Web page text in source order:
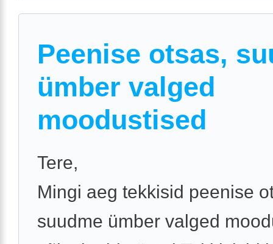
Peenise otsas,
ümber valged
moodustised
Tere,
Mingi aeg tekkisid peenise
suudme ümber valged